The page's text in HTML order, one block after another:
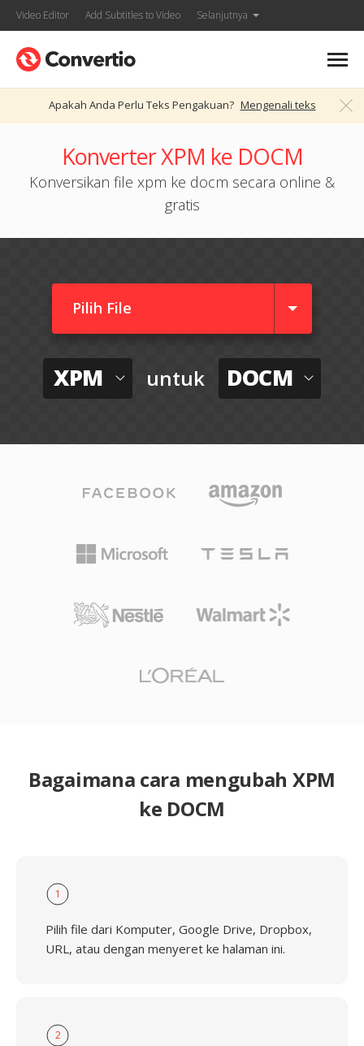
Video Editor Add Subtitles to Video Selanjutnya
Apakah Anda Perlu Teks Pengakuan? Mengenali teks
Konverter XPM ke DOCM
Konversikan file xpm ke docm secara online &
gratis
Pilih File
XPM untuk DOCM
Bagaimana cara mengubah XPM
ke DOCM
1
Pilih file dari Komputer, Google Drive, Dropbox,
URL, atau dengan menyeret ke halaman ini.
2